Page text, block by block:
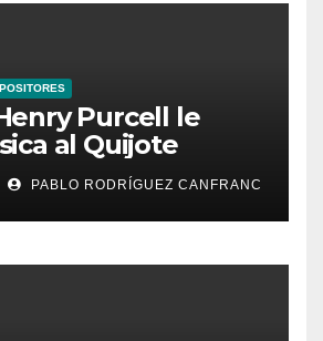
Purcell le
al Quijote
PABLO RODRÍGUEZ CANFRANC